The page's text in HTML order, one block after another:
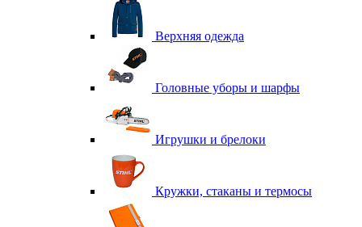
Верхняя одежда
Головные уборы и шарфы
Игрушки и брелоки
Кружки, стаканы и термосы